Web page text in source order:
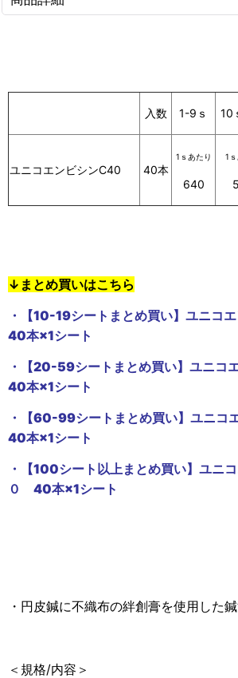
入数 1-9ｓ 10
ユニコエンビシンC40 40本
1ｓあたり
640
1
↓まとめ買いはこちら
・【10-19シートまとめ買い】ユニコ
40本×1シート
・【20-59シートまとめ買い】ユニコ
40本×1シート
・【60-99シートまとめ買い】ユニコ
40本×1シート
・【100シート以上まとめ買い】ユニ
０ 40本×1シート
・円皮鍼に不織布の絆創膏を使用した鍼
＜規格/内容＞